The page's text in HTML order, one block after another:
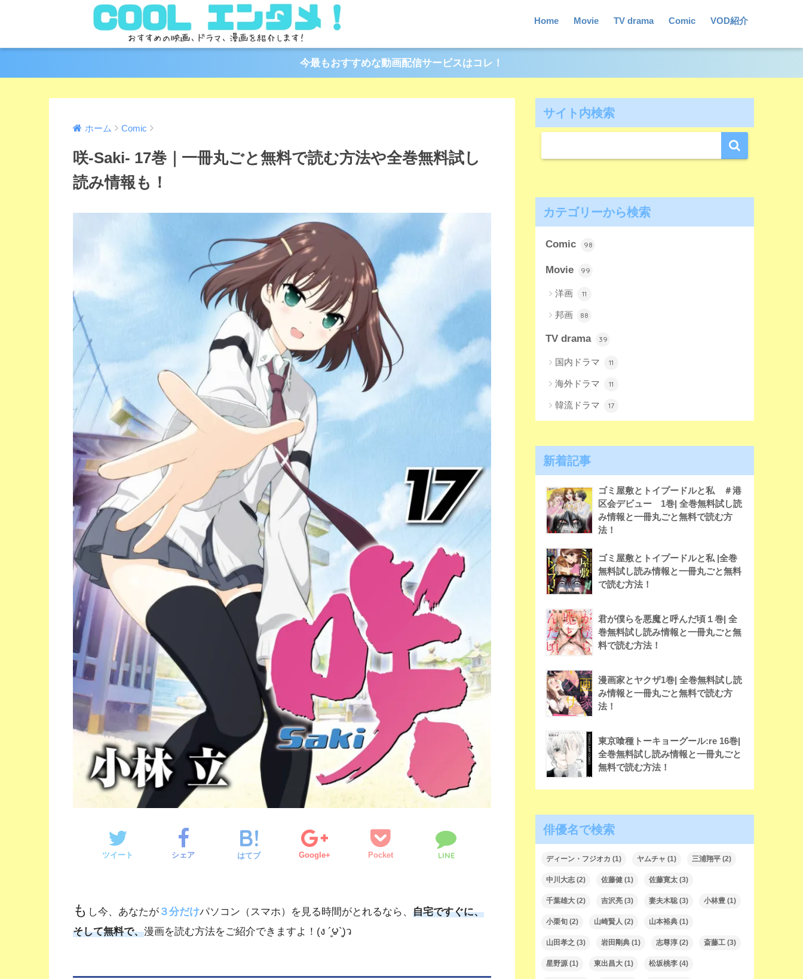
Home Movie TV drama Comic VOD紹介
今最もおすすめな動画配信サービスはコレ！
ホーム Comic
咲-Saki- 17巻｜一冊丸ごと無料で読む方法や全巻無料試し
読み情報も！
ツイート シェア はてブ Google+ Pocket LINE
も し今、あなたが ３分だけパソコン（スマホ）を見る時間がとれるなら、 自宅ですぐに、
そして無料で、漫画を読む方法をご紹介できますよ！(ง ´͈౪`͈)ว
サイト内検索
カテゴリーから検索
Comic 98
Movie 99
洋画 11
邦画 88
TV drama 39
国内ドラマ 11
海外ドラマ 11
韓流ドラマ 17
新着記事
ゴミ屋敷とトイプードルと私 ＃港
区会デビュー 1巻| 全巻無料試し読
み情報と一冊丸ごと無料で読む方
法！
ゴミ屋敷とトイプードルと私 |全巻
無料試し読み情報と一冊丸ごと無料
で読む方法！
君が僕らを悪魔と呼んだ頃１巻| 全
巻無料試し読み情報と一冊丸ごと無
料で読む方法！
漫画家とヤクザ1巻| 全巻無料試し読
み情報と一冊丸ごと無料で読む方
法！
東京喰種トーキョーグール:re 16巻|
全巻無料試し読み情報と一冊丸ごと
無料で読む方法！
俳優名で検索
ディーン・フジオカ (1) ヤムチャ (1) 三浦翔平 (2)
中川大志 (2) 佐藤健 (1) 佐藤寛太 (3)
千葉雄大 (2) 吉沢亮 (3) 妻夫木聡 (3) 小林豊 (1)
小栗旬 (2) 山崎賢人 (2) 山本裕典 (1)
山田孝之 (3) 岩田剛典 (1) 志尊淳 (2) 斎藤工 (3)
星野源(1) 東出昌大 (1) 松坂桃李 (4)